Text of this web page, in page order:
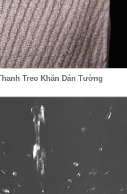
Treo Khăn Dán Tường